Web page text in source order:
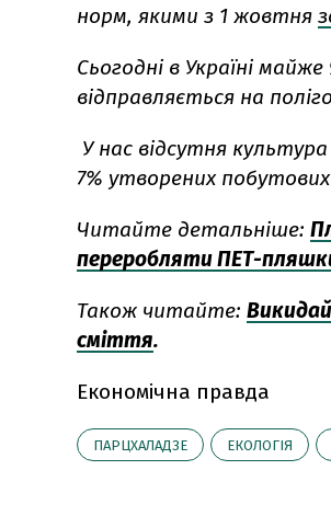
норм, якими з 1 жовтня
Сьогодні в Україні
відправляється на
У нас відсутня
7% утворених побутових
Читайте детальніше:
переробляти ПЕТ-
Також читайте:
сміття.
Економічна правда
ПАРЦХАЛАДЗЕ ЕКОЛОГІЯ